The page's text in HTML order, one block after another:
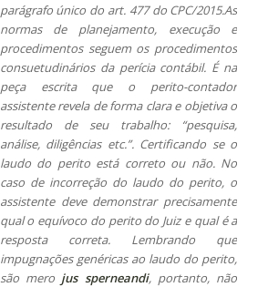
parágrafo único do art. 477 do CPC/2015.As
normas de planejamento, execução e
procedimentos seguem os procedimentos
consuetudinários da perícia contábil. É na
peça escrita que o perito-contador
assistente revela de forma clara e objetiva o
resultado de seu trabalho: “pesquisa,
análise, diligências etc.”. Certificando se o
laudo do perito está correto ou não. No
caso de incorreção do laudo do perito, o
assistente deve demonstrar precisamente
qual o equívoco do perito do Juiz e qual é a
resposta correta. Lembrando que
impugnações genéricas ao laudo do perito,
são mero jus sperneandi, portanto, não